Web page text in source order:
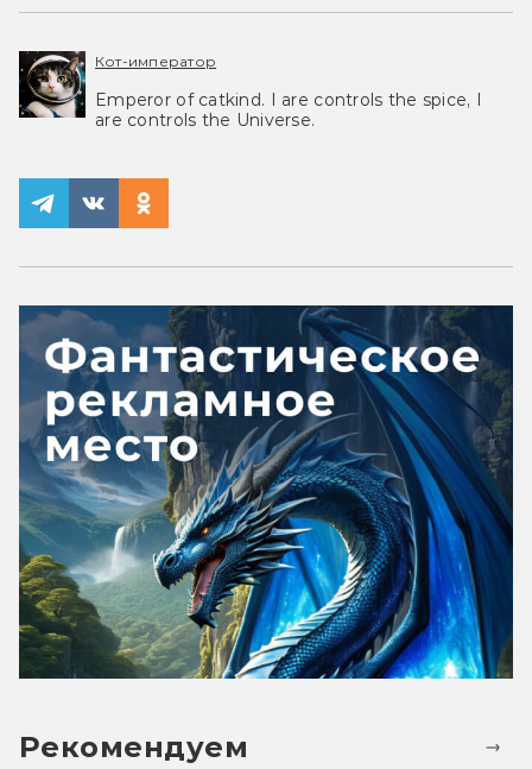
Кот-император
Emperor of catkind. I are controls the spice, I
are controls the Universe.
Рекомендуем